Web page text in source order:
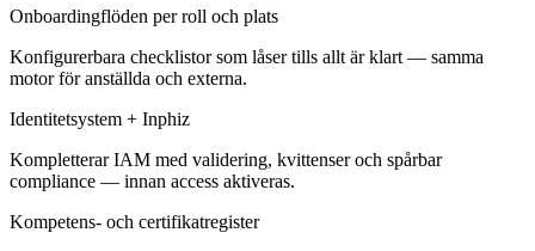
Onboardingflöden per roll och plats
Konfigurerbara checklistor som låser tills allt är klart — samma
motor för anställda och externa.
Identitetsystem + Inphiz
Kompletterar IAM med validering, kvittenser och spårbar
compliance — innan access aktiveras.
Kompetens- och certifikatregister